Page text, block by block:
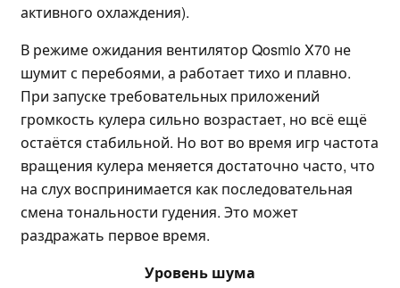
активного охлаждения).
В режиме ожидания вентилятор Qosmio X70 не
шумит с перебоями, а работает тихо и плавно.
При запуске требовательных приложений
громкость кулера сильно возрастает, но всё ещё
остаётся стабильной. Но вот во время игр частота
вращения кулера меняется достаточно часто, что
на слух воспринимается как последовательная
смена тональности гудения. Это может
раздражать первое время.
Уровень шума